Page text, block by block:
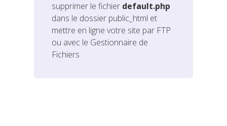
supprimer le fichier default.php
dans le dossier public_html et
mettre en ligne votre site par FTP
ou avec le Gestionnaire de
Fichiers